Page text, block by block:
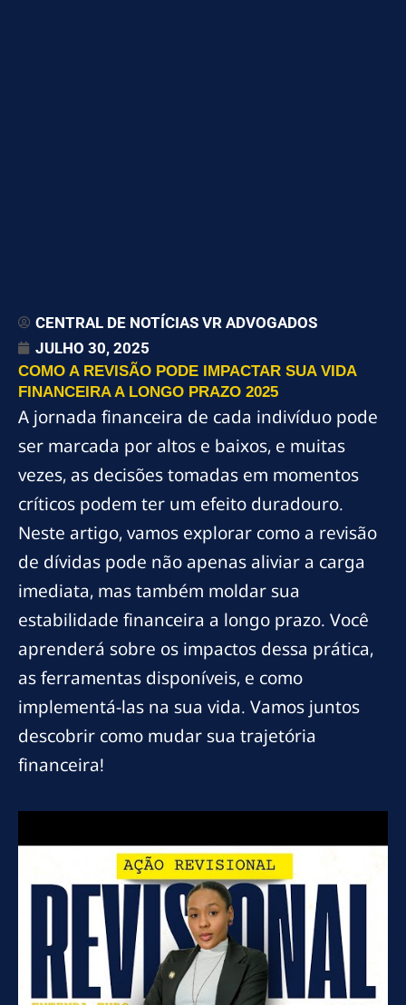
CENTRAL DE NOTÍCIAS VR ADVOGADOS
JULHO 30, 2025
COMO A REVISÃO PODE IMPACTAR SUA VIDA
FINANCEIRA A LONGO PRAZO 2025
A jornada financeira de cada indivíduo pode
ser marcada por altos e baixos, e muitas
vezes, as decisões tomadas em momentos
críticos podem ter um efeito duradouro.
Neste artigo, vamos explorar como a revisão
de dívidas pode não apenas aliviar a carga
imediata, mas também moldar sua
estabilidade financeira a longo prazo. Você
aprenderá sobre os impactos dessa prática,
as ferramentas disponíveis, e como
implementá-las na sua vida. Vamos juntos
descobrir como mudar sua trajetória
financeira!